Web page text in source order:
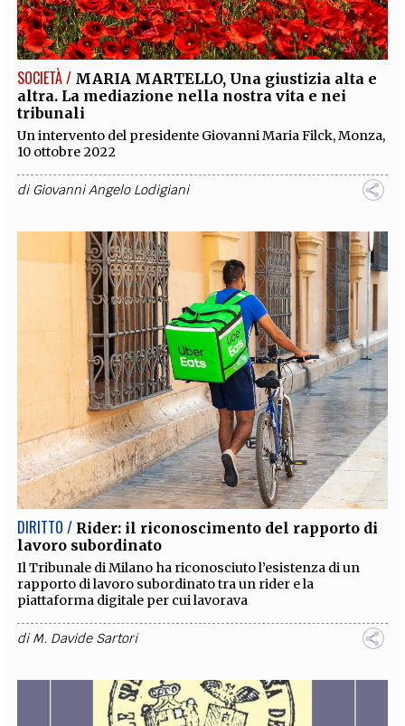
EXTRA
CODICI RUBRICHE LIBRI PROCEEDINGS PUBBLICITÀ CONTATTI
SOCIAL MEDIA
SOCIETÀ / MARIA MARTELLO, Una giustizia alta e
altra. La mediazione nella nostra vita e nei
tribunali
Un intervento del presidente Giovanni Maria Filck, Monza,
10 ottobre 2022
diGiovanni Angelo Lodigiani
DIRITTO / Rider: il riconoscimento del rapporto di
lavoro subordinato
Il Tribunale di Milano ha riconosciuto l’esistenza di un
rapporto di lavoro subordinato tra un rider e la
piattaforma digitale per cui lavorava
diM. Davide Sartori